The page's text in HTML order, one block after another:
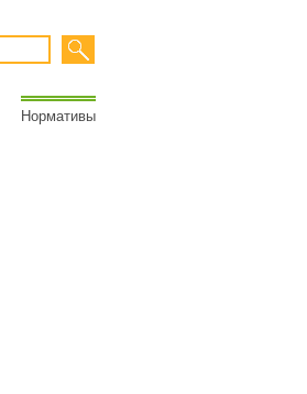
Нормативы